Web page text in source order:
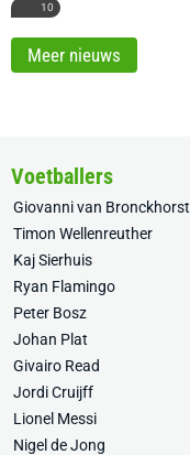
10
Meer nieuws
Voetballers
Giovanni van Bronckhorst
Timon Wellenreuther
Kaj Sierhuis
Ryan Flamingo
Peter Bosz
Johan Plat
Givairo Read
Jordi Cruijff
Lionel Messi
Nigel de Jong